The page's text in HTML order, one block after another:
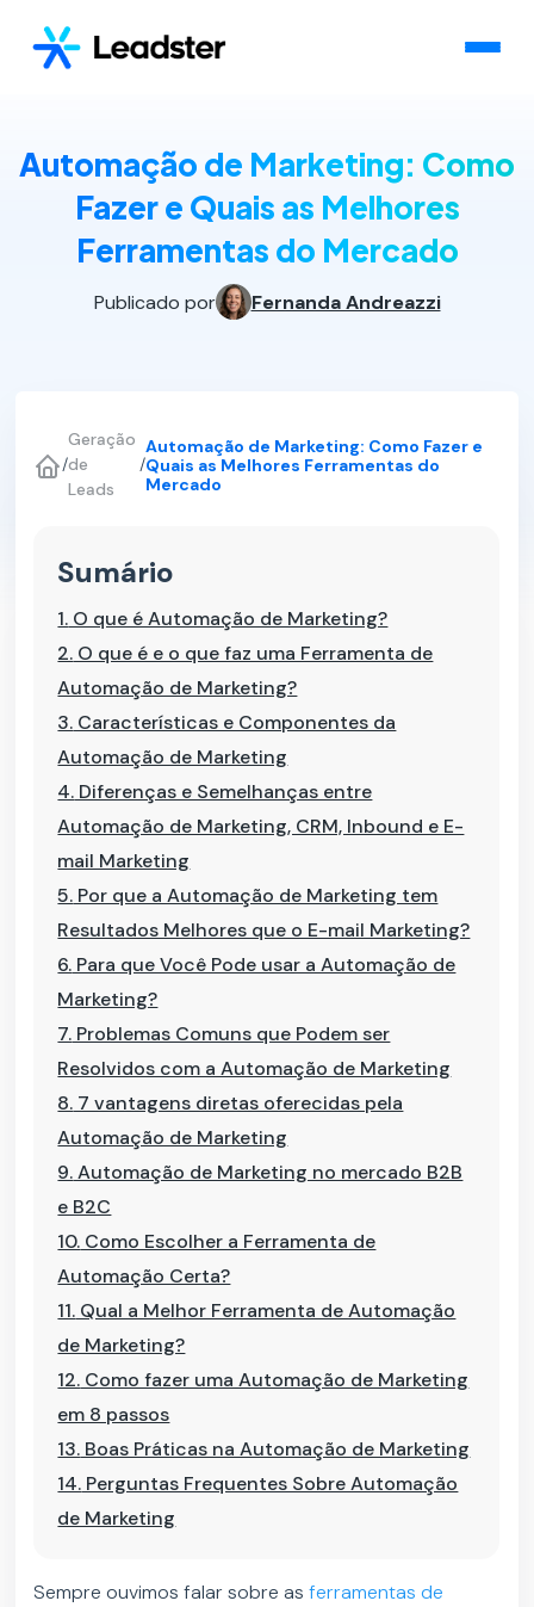
Automação de Marketing: Como
Fazer e Quais as Melhores
Ferramentas do Mercado
Publicado por Fernanda Andreazzi
/
Geração
de
Leads
/
Automação de Marketing: Como Fazer e
Quais as Melhores Ferramentas do
Mercado
Sumário
1. O que é Automação de Marketing?
2. O que é e o que faz uma Ferramenta de
Automação de Marketing?
3. Características e Componentes da
Automação de Marketing
4. Diferenças e Semelhanças entre
Automação de Marketing, CRM, Inbound e E-
mail Marketing
5. Por que a Automação de Marketing tem
Resultados Melhores que o E-mail Marketing?
6. Para que Você Pode usar a Automação de
Marketing?
7. Problemas Comuns que Podem ser
Resolvidos com a Automação de Marketing
8. 7 vantagens diretas oferecidas pela
Automação de Marketing
9.Automação de Marketing no mercado B2B
e B2C
10. Como Escolher a Ferramenta de
Automação Certa?
11. Qual a Melhor Ferramenta de Automação
de Marketing?
12. Como fazer uma Automação de Marketing
em 8 passos
13. Boas Práticas na Automação de Marketing
14. Perguntas Frequentes Sobre Automação
de Marketing
Sempre ouvimos falar sobre asferramentas de